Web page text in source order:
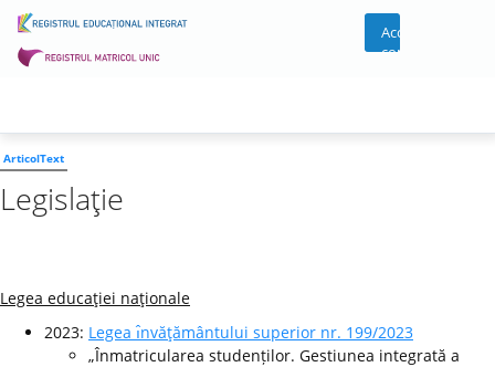
Acces
cont
ArticolText
Legislaţie
Legea educaţiei naţionale
2023: Legea ı̂nvăţământului superior nr. 199/2023
„Înmatricularea studenților. Gestiunea integrată a